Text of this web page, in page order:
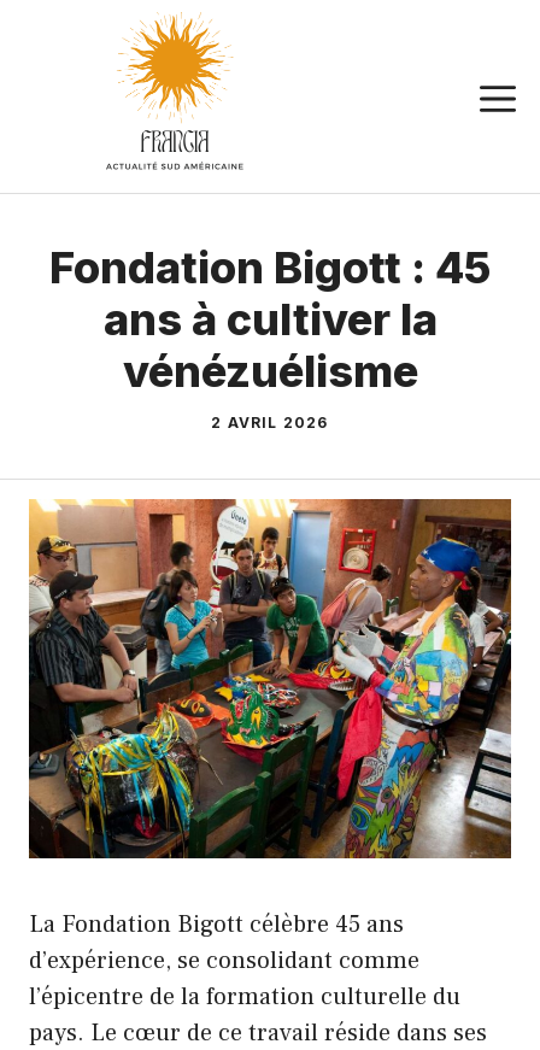
Fondation Bigott : 45
ans à cultiver la
vénézuélisme
2 AVRIL 2026
La Fondation Bigott célèbre 45 ans
d’expérience, se consolidant comme
l’épicentre de la formation culturelle du
pays. Le cœur de ce travail réside dans ses